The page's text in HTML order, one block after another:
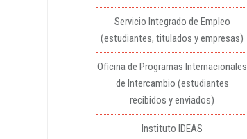
Servicio Integrado de Empleo
(estudiantes, titulados y empresas)
Oficina de Programas Internacionales
de Intercambio (estudiantes
recibidos y enviados)
Instituto IDEAS